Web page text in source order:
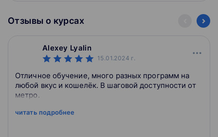
Отзывы о курсах
Alexey Lyalin
15.01.2024 г.
Отличное обучение, много разных программ на
любой вкус и кошелёк. В шаговой доступности от
метро.
читать подробнее